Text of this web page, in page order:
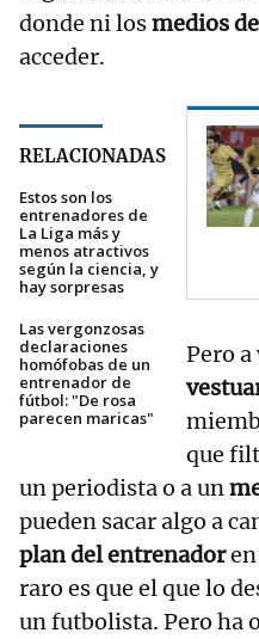
donde ni losmedios
acceder.
RELACIONADAS
Estos son los
entrenadores de
La Liga más y
menos atractivos
según la ciencia, y
hay sorpresas
Las vergonzosas
declaraciones
homófobas de un
entrenador de
fútbol: "De rosa
parecen maricas"
Pero a
que
un periodista o a un
pueden sacar algo a
plan del entrenadoren
raro es que el que lo
un futbolista. Pero ha